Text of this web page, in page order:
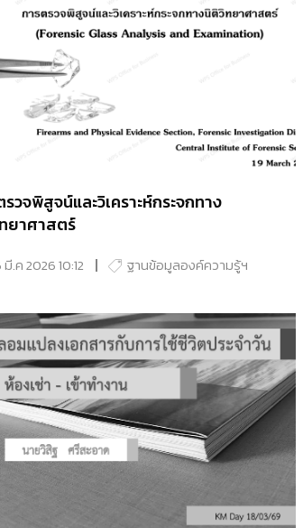
วจพิสูจน์และวิเคราะห์กระจกทาง
ยาศาสตร์
มี.ค 2026 10:12 ฐานข้อมูลองค์ความรู้ฯ